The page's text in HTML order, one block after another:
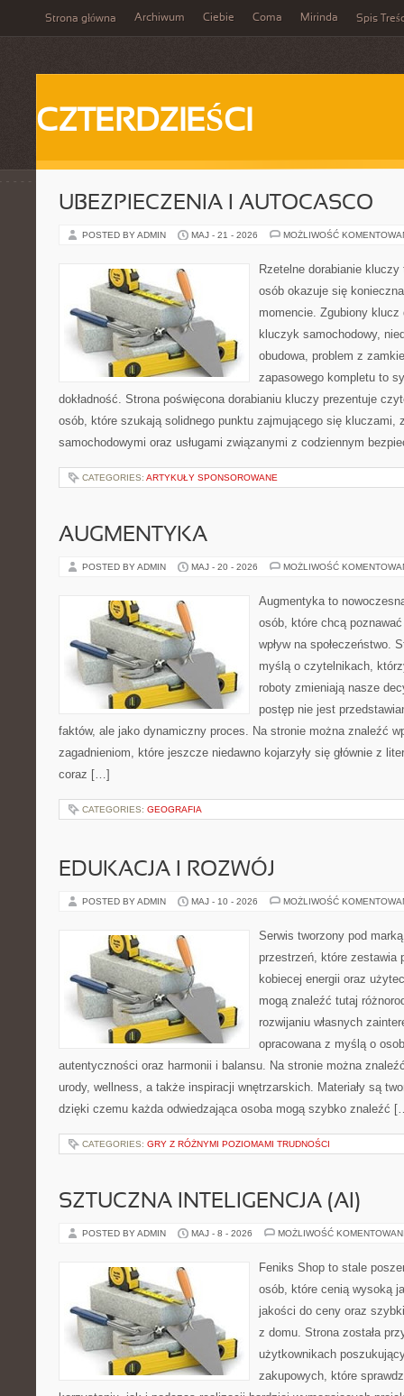
Strona główna Archiwum Ciebie Coma Mirinda Spis
CZTERDZIEŚCI
UBEZPIECZENIA I AUTOCASCO
POSTED BY ADMIN MAJ - 21 - 2026 MOŻLIWOŚĆ
Rzetelne dorabianie kluczy
osób okazuje się
momencie. Zgubiony
kluczyk samochodowy,
obudowa, problem z
zapasowego kompletu to
dokładność. Strona poświęcona dorabianiu kluczy prezentuje
osób, które szukają solidnego punktu zajmującego się kluczami,
samochodowymi oraz usługami związanymi z codziennym
CATEGORIES: ARTYKUŁY SPONSOROWANE
AUGMENTYKA
POSTED BY ADMIN MAJ - 20 - 2026 MOŻLIWOŚĆ
Augmentyka to
osób, które chcą
wpływ na społeczeństwo.
myślą o czytelnikach,
roboty zmieniają nasze
postęp nie jest
faktów, ale jako dynamiczny proces. Na stronie można znaleźć
zagadnieniom, które jeszcze niedawno kojarzyły się głównie z
coraz […]
CATEGORIES: GEOGRAFIA
EDUKACJA I ROZWÓJ
POSTED BY ADMIN MAJ - 10 - 2026 MOŻLIWOŚĆ
Serwis tworzony pod
przestrzeń, które zestawia
kobiecej energii oraz
mogą znaleźć tutaj
rozwijaniu własnych
opracowana z myślą o
autentyczności oraz harmonii i balansu. Na stronie można
urody, wellness, a także inspiracji wnętrzarskich. Materiały są
dzięki czemu każda odwiedzająca osoba mogą szybko znaleźć
CATEGORIES: GRY Z RÓŻNYMI POZIOMAMI TRUDNOŚCI
SZTUCZNA INTELIGENCJA (AI)
POSTED BY ADMIN MAJ - 8 - 2026 MOŻLIWOŚĆ
Feniks Shop to stale
osób, które cenią wysoką
jakości do ceny oraz
z domu. Strona została
użytkownikach
zakupowych, które